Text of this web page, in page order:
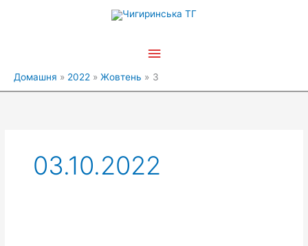
Головне
Домашня 2022 Жовтень 3
03.10.2022